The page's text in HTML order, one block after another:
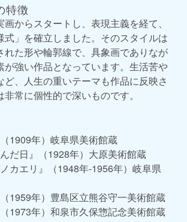
特徴
からスタートし、表現主義を経て、
式」を確立しました。そのスタイルは
れた形や輪郭線で、具象画でありなが
が強い作品となっています。生活苦や
ど、人生の重いテーマも作品に反映さ
常に個性的で深いものです。
（1909年）岐阜県美術館蔵
んだ日』（1928年）大原美術館蔵
ノカエリ』（1948年-1956年）岐阜県
（1959年）豊島区立熊谷守一美術館蔵
（1973年）和泉市久保惣記念美術館蔵